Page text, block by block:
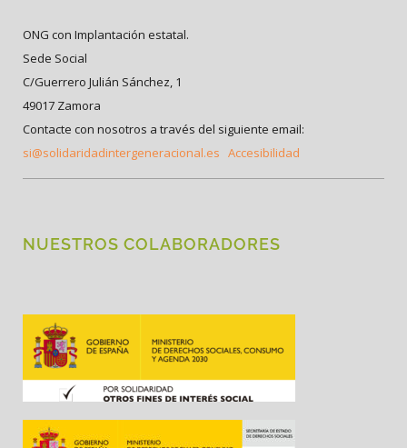
ONG con Implantación estatal.
Sede Social
C/Guerrero Julián Sánchez, 1
49017 Zamora
Contacte con nosotros a través del siguiente email:
si@solidaridadintergeneracional.es Accesibilidad
NUESTROS COLABORADORES